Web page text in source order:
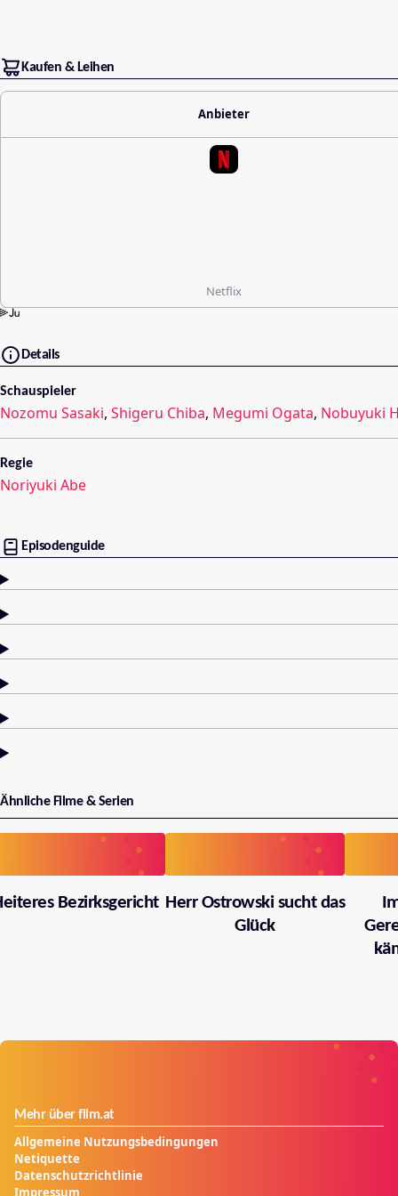
Kaufen & Leihen
Anbieter
Netflix
Details
Schauspieler
Nozomu Sasaki, Shigeru Chiba, Megumi Ogata, Nobuyuki
Regie
Noriyuki Abe
Episodenguide
Ähnliche Filme & Serien
Bezirksgericht Herr Ostrowski sucht das
Glück
Mehr über film.at
Allgemeine Nutzungsbedingungen
Netiquette
Datenschutzrichtlinie
Impressum